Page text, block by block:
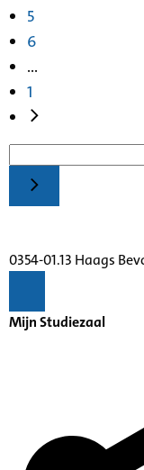
5
6
...
1
0354-01.13 Haags
Mijn Studiezaal